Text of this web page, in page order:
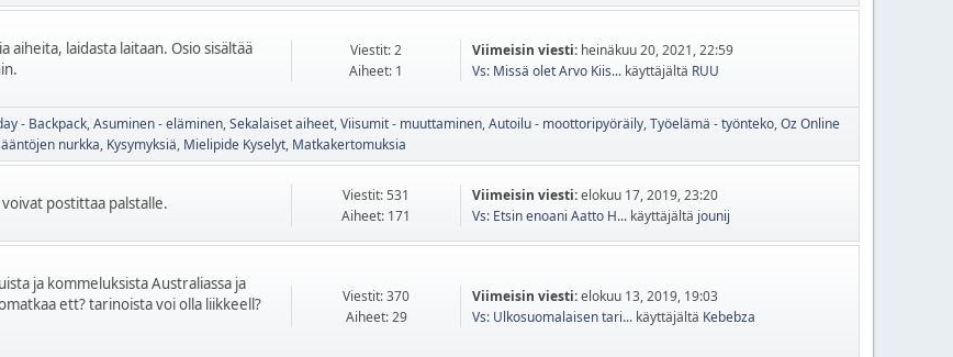
aiheita, laidasta laitaan. Osio sisältää
Viestit: 2
Aiheet: 1
Viimeisin viesti: heinäkuu 20, 2021, 22:59
Vs: Missä olet Arvo Kiis... käyttäjältä RUU
- Backpack Asuminen - eläminen Sekalaiset aiheet Viisumit - muuttaminen Autoilu - moottoripyöräily Työelämä - työnteko Oz Online
nurkka Kysymyksiä Mielipide Kyselyt Matkakertomuksia
postittaa palstalle.
Viestit: 531
Aiheet: 171
Viimeisin viesti:elokuu 17, 2019, 23:20
Vs: Etsin enoani Aatto H... käyttäjältä jounij
ja kommeluksista Australiassa ja
ett? tarinoista voi olla liikkeell?
Viestit: 370
Aiheet: 29
Viimeisin viesti:elokuu 13, 2019, 19:03
Vs: Ulkosuomalaisen tari... käyttäjältä Kebebza